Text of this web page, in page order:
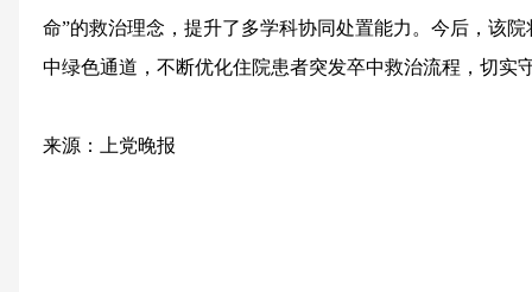
命”的救治理念，提升了多学科协同处置能力。今后，该
中绿色通道，不断优化住院患者突发卒中救治流程，切实
来源：上党晚报